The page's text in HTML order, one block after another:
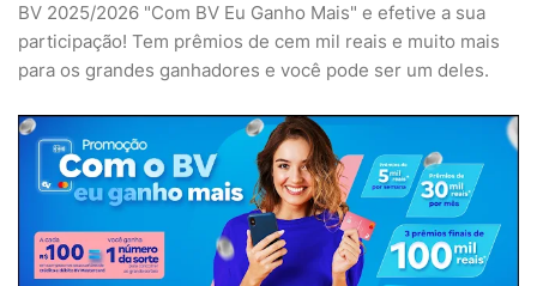
BV 2025/2026 "Com BV Eu Ganho Mais" e efetive a sua
participação! Tem prêmios de cem mil reais e muito mais
para os grandes ganhadores e você pode ser um deles.